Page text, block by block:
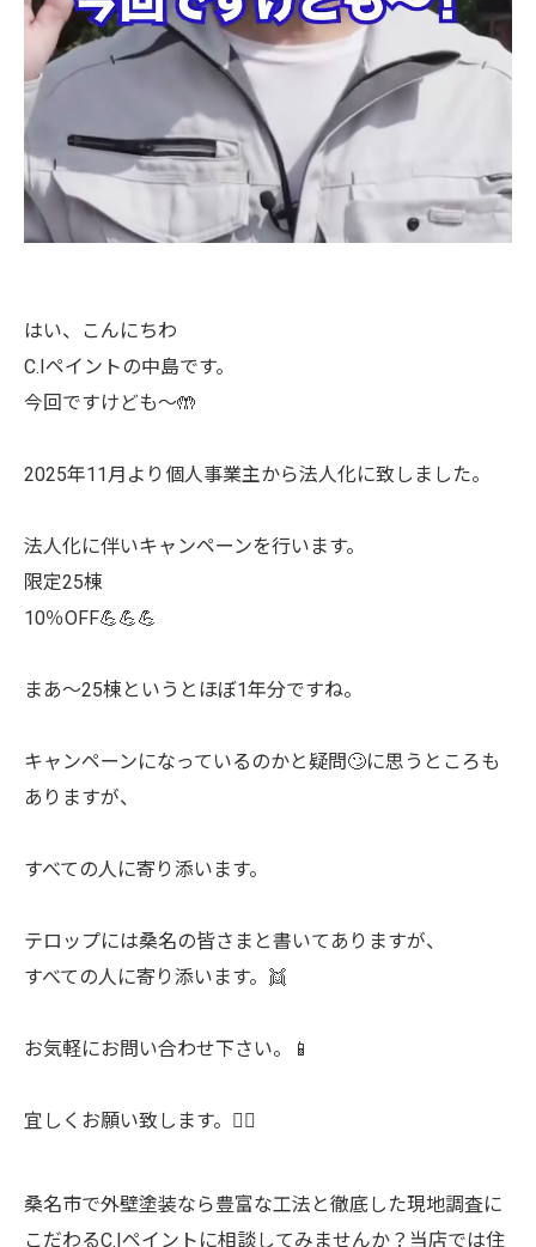
はい、こんにちわ
C.Iペイントの中島です。
今回ですけども～🤲
2025年11月より個人事業主から法人化に致しました。
法人化に伴いキャンペーンを行います。
限定25棟
10％OFF💪💪💪
まあ～25棟というとほぼ1年分ですね。
キャンペーンになっているのかと疑問🙄に思うところも
ありますが、
すべての人に寄り添います。
テロップには桑名の皆さまと書いてありますが、
すべての人に寄り添います。👯
お気軽にお問い合わせ下さい。📱
宜しくお願い致します。🙇‍♀️
桑名市で外壁塗装なら豊富な工法と徹底した現地調査に
こだわるC.Iペイントに相談してみませんか？当店では住